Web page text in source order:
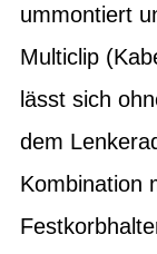
ummontiert
Multiclip
lässt sich
dem
Kombination